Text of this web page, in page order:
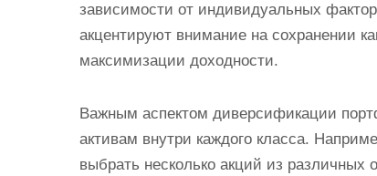
зависимости от индивидуальных
акцентируют внимание на сохранении
максимизации доходности.
Важным аспектом диверсификации
активам внутри каждого класса.
выбрать несколько акций из различных